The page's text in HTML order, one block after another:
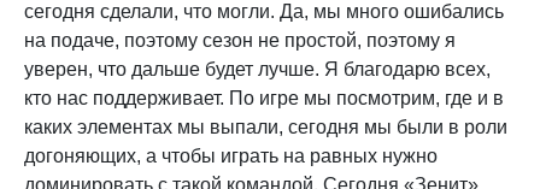
сегодня сделали, что могли. Да, мы много ошибались
на подаче, поэтому сезон не простой, поэтому я
уверен, что дальше будет лучше. Я благодарю всех,
кто нас поддерживает. По игре мы посмотрим, где и в
каких элементах мы выпали, сегодня мы были в роли
догоняющих, а чтобы играть на равных нужно
доминировать с такой командой. Сегодня «Зенит»